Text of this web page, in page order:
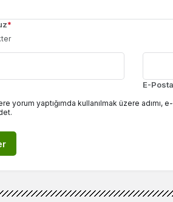
*
E-Posta
yorum yaptığımda kullanılmak üzere